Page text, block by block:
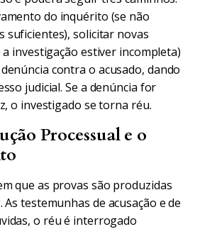
do inquérito (se não
suficientes), solicitar novas
a investigação estiver incompleta)
contra o acusado, dando
judicial. Se a denúncia for
o investigado se torna réu.
Processual e o
que as provas são produzidas
testemunhas de acusação e de
o réu é interrogado